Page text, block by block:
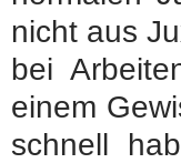
nicht aus
bei
einem
schnell